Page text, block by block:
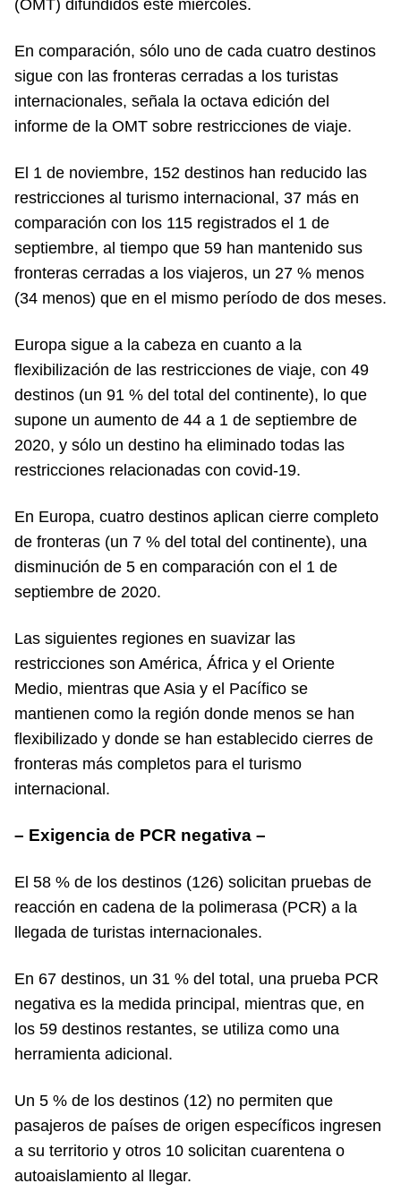
(OMT) difundidos este miércoles.
En comparación, sólo uno de cada cuatro destinos
sigue con las fronteras cerradas a los turistas
internacionales, señala la octava edición del
informe de la OMT sobre restricciones de viaje.
El 1 de noviembre, 152 destinos han reducido las
restricciones al turismo internacional, 37 más en
comparación con los 115 registrados el 1 de
septiembre, al tiempo que 59 han mantenido sus
fronteras cerradas a los viajeros, un 27 % menos
(34 menos) que en el mismo período de dos meses.
Europa sigue a la cabeza en cuanto a la
flexibilización de las restricciones de viaje, con 49
destinos (un 91 % del total del continente), lo que
supone un aumento de 44 a 1 de septiembre de
2020, y sólo un destino ha eliminado todas las
restricciones relacionadas con covid-19.
En Europa, cuatro destinos aplican cierre completo
de fronteras (un 7 % del total del continente), una
disminución de 5 en comparación con el 1 de
septiembre de 2020.
Las siguientes regiones en suavizar las
restricciones son América, África y el Oriente
Medio, mientras que Asia y el Pacífico se
mantienen como la región donde menos se han
flexibilizado y donde se han establecido cierres de
fronteras más completos para el turismo
internacional.
– Exigencia de PCR negativa –
El 58 % de los destinos (126) solicitan pruebas de
reacción en cadena de la polimerasa (PCR) a la
llegada de turistas internacionales.
En 67 destinos, un 31 % del total, una prueba PCR
negativa es la medida principal, mientras que, en
los 59 destinos restantes, se utiliza como una
herramienta adicional.
Un 5 % de los destinos (12) no permiten que
pasajeros de países de origen específicos ingresen
a su territorio y otros 10 solicitan cuarentena o
autoaislamiento al llegar.